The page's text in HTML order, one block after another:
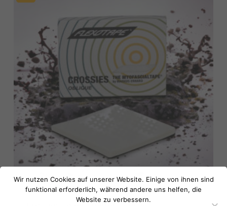
Es befinden sich keine Produkte im
Warenkorb.
Go to shop
Wir nutzen Cookies auf unserer Website. Einige von ihnen sind
funktional erforderlich, während andere uns helfen, die
Website zu verbessern.